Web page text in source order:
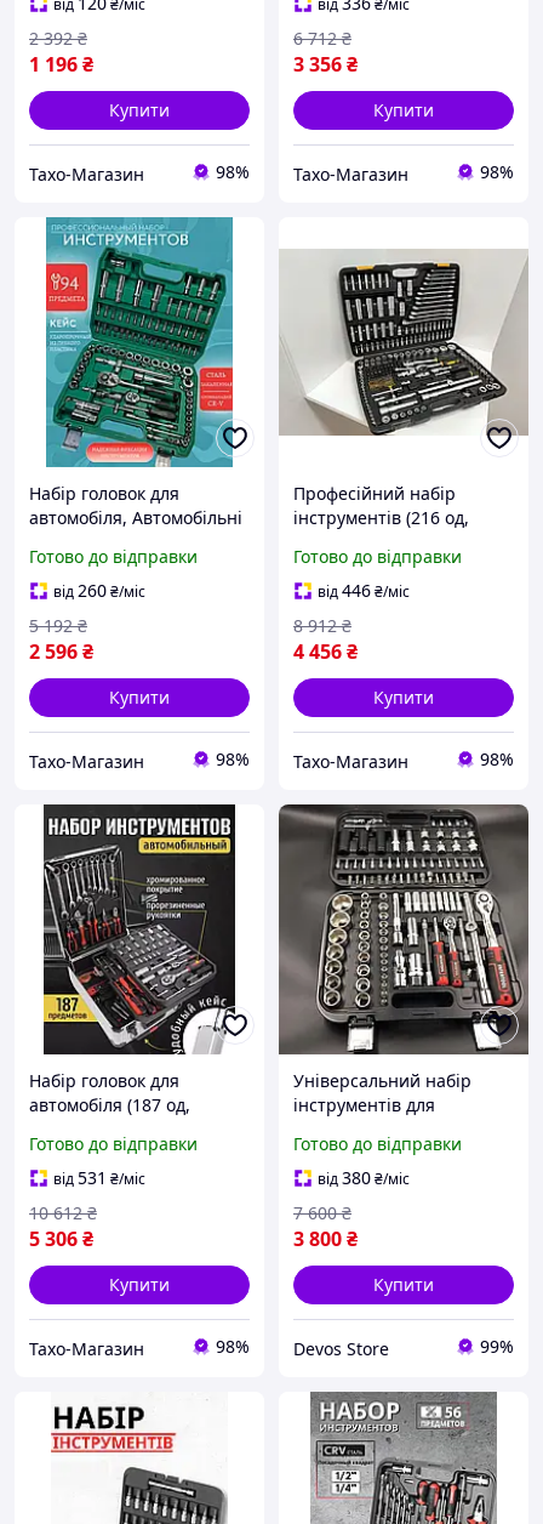
від ₴/міс
1 196₴
2 392 ₴
Купити
Тахо-Магазин 98%
від ₴/міс
3 356₴
6 712 ₴
Купити
Тахо-Магазин 98%
Набір головок для
автомобіля, Автомобільні
(94 од), THO
Готово до відправки
від260₴/міс
2 596₴
5 192 ₴
Купити
Тахо-Магазин 98%
Професійний набір
інструментів (216 од,
для автомобіля, THO
Готово до відправки
від446₴/міс
4 456₴
8 912 ₴
Купити
Тахо-Магазин 98%
Набір головок для
автомобіля (187 од,
інструментів
професійний для дому,
THO
Готово до відправки
від531 ₴/міс
5 306₴
10 612 ₴
Купити
Тахо-Магазин 98%
Універсальний набір
інструментів для
Набір головок для
автомобіля (111 од), DVS
Готово до відправки
від380₴/міс
3 800₴
7 600 ₴
Купити
Devos Store 99%